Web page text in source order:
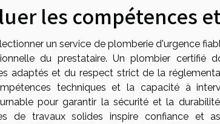
les compétences
un service de plomberie d'urgence
du prestataire. Un plombier certifié
adaptés et du respect strict de la
techniques et la capacité à
pour garantir la sécurité et la
de travaux solides inspire confiance et